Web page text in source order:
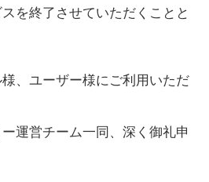
を終了させていただくことと
、ユーザー様にご利用いただ
運営チーム一同、深く御礼申